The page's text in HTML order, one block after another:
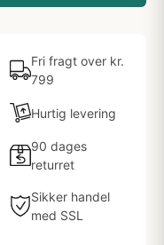
Fri fragt over kr.
799
Hurtig levering
90 dages
returret
Sikker handel
med SSL